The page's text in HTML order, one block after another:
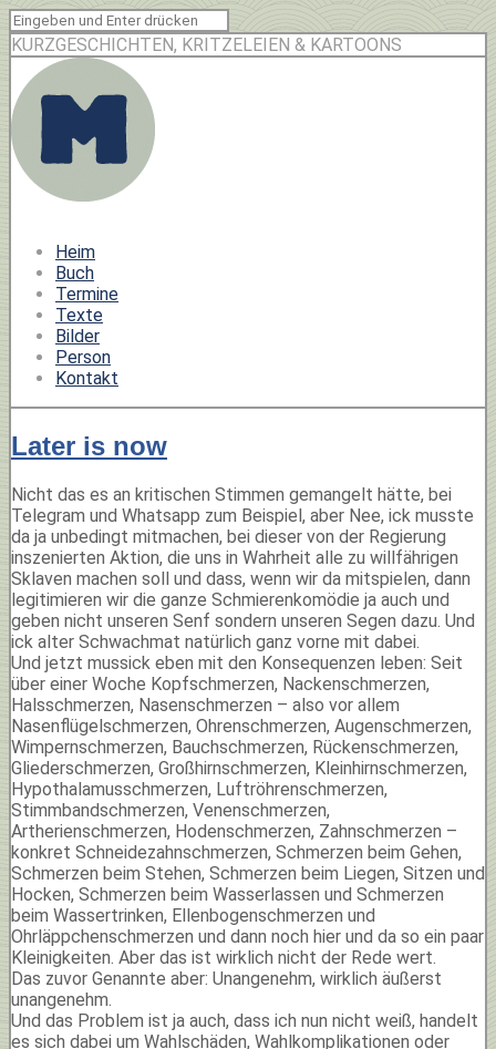
KURZGESCHICHTEN, KRITZELEIEN & KARTOONS
Heim
Buch
Termine
Texte
Bilder
Person
Kontakt
Later is now
Nicht das es an kritischen Stimmen gemangelt hätte, bei
Telegram und Whatsapp zum Beispiel, aber Nee, ick musste
da ja unbedingt mitmachen, bei dieser von der Regierung
inszenierten Aktion, die uns in Wahrheit alle zu willfährigen
Sklaven machen soll und dass, wenn wir da mitspielen, dann
legitimieren wir die ganze Schmierenkomödie ja auch und
geben nicht unseren Senf sondern unseren Segen dazu. Und
ick alter Schwachmat natürlich ganz vorne mit dabei.
Und jetzt mussick eben mit den Konsequenzen leben: Seit
über einer Woche Kopfschmerzen, Nackenschmerzen,
Halsschmerzen, Nasenschmerzen – also vor allem
Nasenflügelschmerzen, Ohrenschmerzen, Augenschmerzen,
Wimpernschmerzen, Bauchschmerzen, Rückenschmerzen,
Gliederschmerzen, Großhirnschmerzen, Kleinhirnschmerzen,
Hypothalamusschmerzen, Luftröhrenschmerzen,
Stimmbandschmerzen, Venenschmerzen,
Artherienschmerzen, Hodenschmerzen, Zahnschmerzen –
konkret Schneidezahnschmerzen, Schmerzen beim Gehen,
Schmerzen beim Stehen, Schmerzen beim Liegen, Sitzen und
Hocken, Schmerzen beim Wasserlassen und Schmerzen
beim Wassertrinken, Ellenbogenschmerzen und
Ohrläppchenschmerzen und dann noch hier und da so ein paar
Kleinigkeiten. Aber das ist wirklich nicht der Rede wert.
Das zuvor Genannte aber: Unangenehm, wirklich äußerst
unangenehm.
Und das Problem ist ja auch, dass ich nun nicht weiß, handelt
es sich dabei um Wahlschäden, Wahlkomplikationen oder